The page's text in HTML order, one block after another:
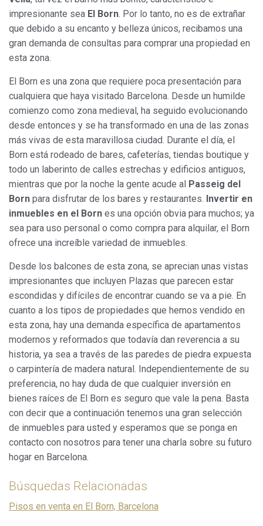
impresionante sea El Born. Por lo tanto, no es de extrañar
que debido a su encanto y belleza únicos, recibamos una
gran demanda de consultas para comprar una propiedad en
esta zona.
El Born es una zona que requiere poca presentación para
cualquiera que haya visitado Barcelona. Desde un humilde
comienzo como zona medieval, ha seguido evolucionando
desde entonces y se ha transformado en una de las zonas
más vivas de esta maravillosa ciudad. Durante el día, el
Born está rodeado de bares, cafeterías, tiendas boutique y
todo un laberinto de calles estrechas y edificios antiguos,
mientras que por la noche la gente acude al Passeig del
Born para disfrutar de los bares y restaurantes. Invertir en
inmuebles en el Born es una opción obvia para muchos; ya
sea para uso personal o como compra para alquilar, el Born
ofrece una increíble variedad de inmuebles.
Desde los balcones de esta zona, se aprecian unas vistas
impresionantes que incluyen Plazas que parecen estar
escondidas y difíciles de encontrar cuando se va a pie. En
cuanto a los tipos de propiedades que hemos vendido en
esta zona, hay una demanda específica de apartamentos
modernos y reformados que todavía dan reverencia a su
historia, ya sea a través de las paredes de piedra expuesta
o carpintería de madera natural. Independientemente de su
preferencia, no hay duda de que cualquier inversión en
bienes raíces de El Born es seguro que vale la pena. Basta
con decir que a continuación tenemos una gran selección
de inmuebles para usted y esperamos que se ponga en
contacto con nosotros para tener una charla sobre su futuro
hogar en Barcelona.
Búsquedas Relacionadas
Pisos en venta en El Born, Barcelona